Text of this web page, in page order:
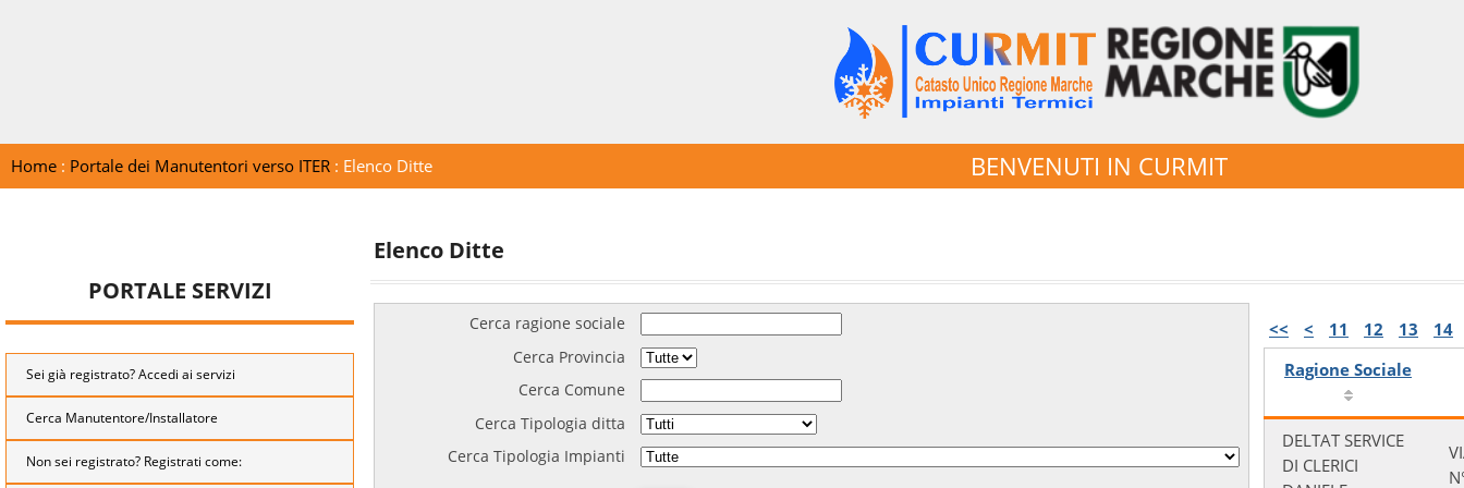
Home: Portale dei Manutentori verso ITER: Elenco Ditte BENVENUTI IN CURMIT
PORTALE SERVIZI
Sei già registrato? Accedi ai servizi
Cerca Manutentore/Installatore
Non sei registrato? Registrati come:
Elenco Ditte
Cerca ragione sociale
Cerca Provincia
Cerca Comune
Cerca Tipologia ditta
Cerca Tipologia Impianti
<< < 11 12 13
14
Ragione Sociale
DELTAT SERVICE
DI CLERICI